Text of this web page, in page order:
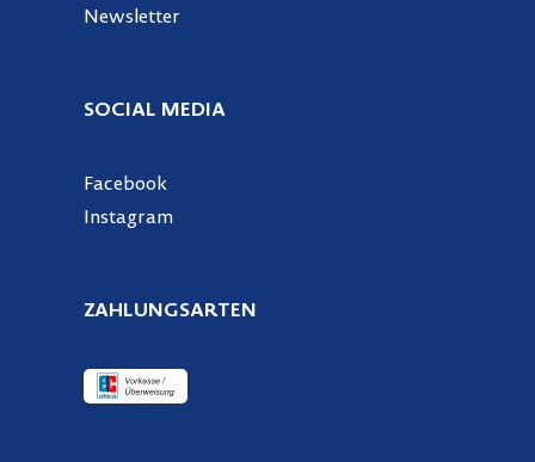
Newsletter
SOCIAL MEDIA
Facebook
Instagram
ZAHLUNGSARTEN